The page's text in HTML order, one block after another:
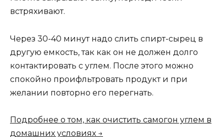
встряхивают.
Через 30-40 минут надо слить спирт-сырец в
другую емкость, так как он не должен долго
контактировать с углем. После этого можно
спокойно проифльтровать продукт и при
желании повторно его перегнать.
Подробнее о том, как очистить самогон углем в
домашних условиях →